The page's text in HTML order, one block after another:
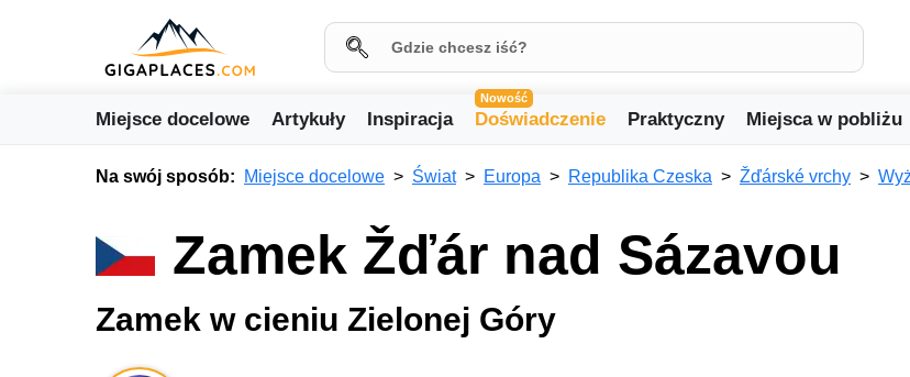
Miejsce docelowe Artykuły Inspiracja
Nowość
Doświadczenie Praktyczny Miejsca w pobliżu
Na swój sposób: Miejsce docelowe Świat Europa Republika Czeska Žďárské vrchy
Zamek Žďár nad Sázavou
Zamek w cieniu Zielonej Góry